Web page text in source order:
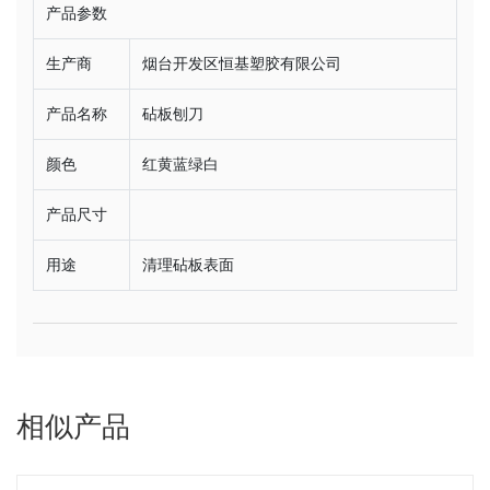
产品参数
生产商 烟台开发区恒基塑胶有限公司
产品名称 砧板刨刀
颜色 红黄蓝绿白
产品尺寸
用途 清理砧板表面
相似产品